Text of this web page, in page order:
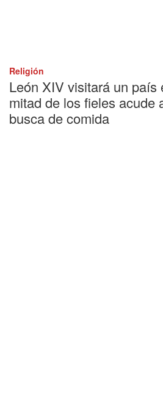
Religión
León XIV visitará un país
mitad de los fieles acude
busca de comida